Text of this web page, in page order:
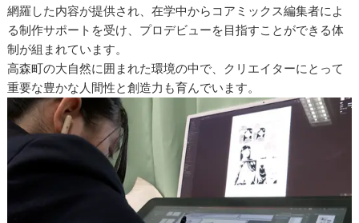
網羅した内容が提供され、在学中からコアミックス編集者によ
る制作サポートを受け、プロデビューを目指すことができる体
制が組まれています。
高森町の大自然に囲まれた環境の中で、クリエイターにとって
重要な豊かな人間性と創造力も育んでいます。